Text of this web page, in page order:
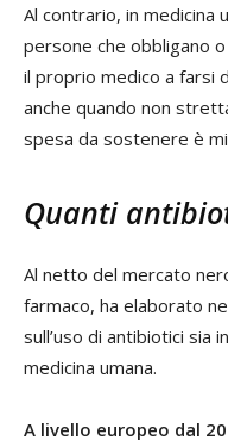
Al contrario, in medicina
persone che obbligano
il proprio medico a farsi
anche quando non
spesa da sostenere è
Quanti
Al netto del mercato
farmaco, ha elaborato
sull’uso di antibiotici sia
medicina umana.
A livello europeo dal